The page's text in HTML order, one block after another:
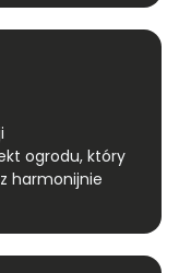
ogrodu, który
harmonijnie